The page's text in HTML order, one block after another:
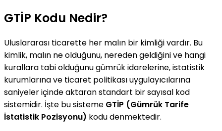
GTİP Kodu Nedir?
Uluslararası ticarette her malın bir kimliği vardır. Bu
kimlik, malın ne olduğunu, nereden geldiğini ve hangi
kurallara tabi olduğunu gümrük idarelerine, istatistik
kurumlarına ve ticaret politikası uygulayıcılarına
saniyeler içinde aktaran standart bir sayısal kod
sistemidir. İşte bu sisteme GTİP (Gümrük Tarife
İstatistik Pozisyonu) kodu denmektedir.